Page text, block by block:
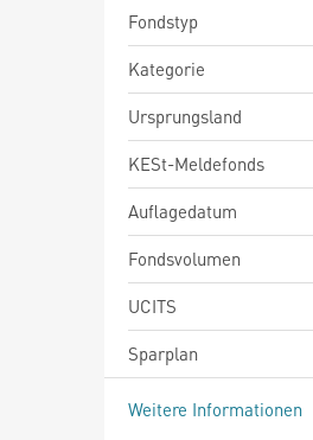
Fondstyp
Kategorie
Ursprungsland
KESt-Meldefonds
Auflagedatum
Fondsvolumen
UCITS
Sparplan
Weitere Informationen